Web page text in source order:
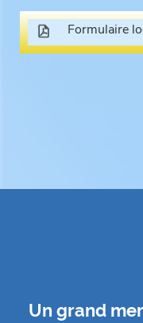
Formulaire
Un grand